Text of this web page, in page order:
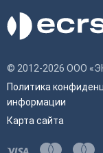
© 2012-2026 ООО
Политика
информации
Карта сайта